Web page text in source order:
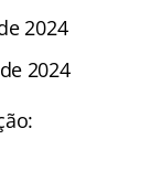
2024
2024